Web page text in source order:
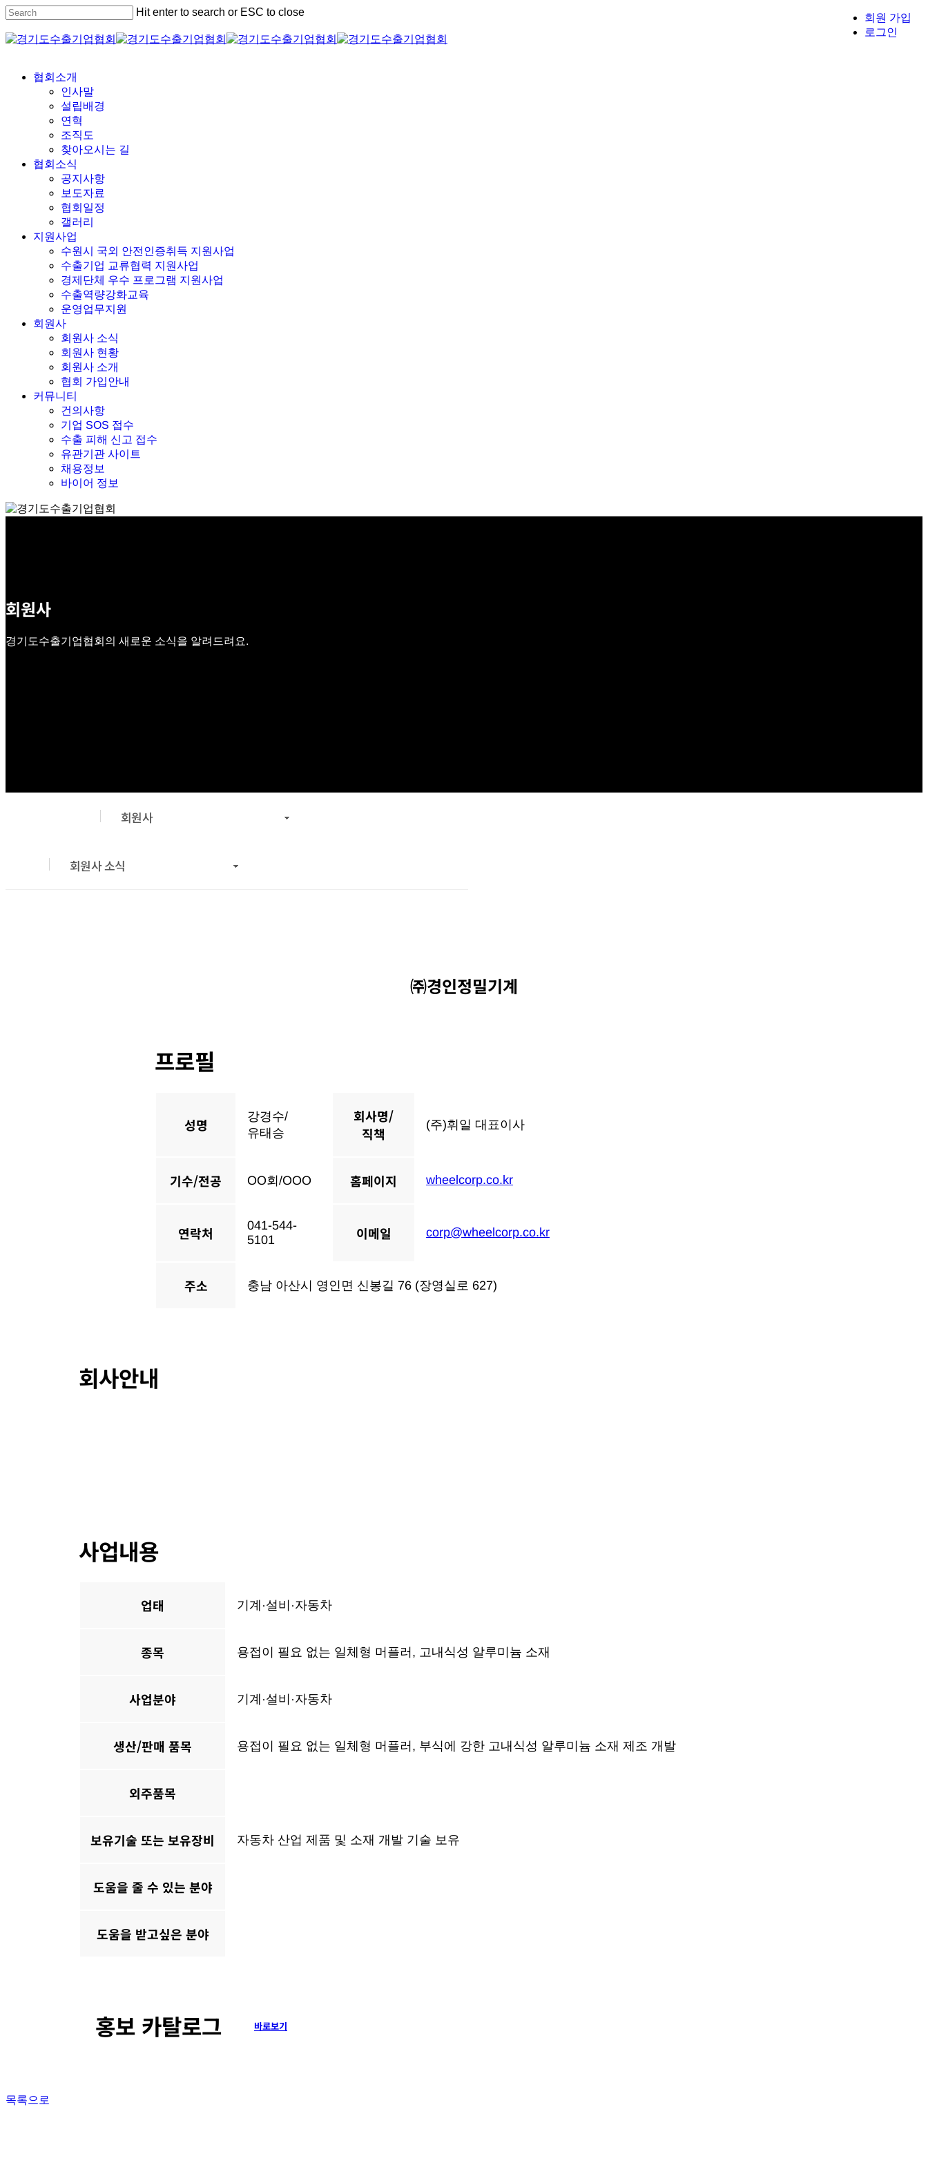
Skip
to
main
content
Hit enter to search or ESC to close
Search
협회소개
인사말
설립배경
연혁
조직도
찾아오시는 길
협회소식
공지사항
보도자료
협회일정
갤러리
지원사업
수원시 국외 안전인증취득 지원사업
수출기업 교류협력 지원사업
경제단체 우수 프로그램 지원사업
수출역량강화교육
운영업무지원
회원사
회원사 소식
회원사 현황
회원사 소개
협회 가입안내
커뮤니티
건의사항
기업 SOS 접수
수출 피해 신고 접수
유관기관 사이트
채용정보
바이어 정보
회원 가입
로그인
회원사
경기도수출기업협회의 새로운 소식을 알려드려요.
회원사
회원사 소식
㈜경인정밀기계
프로필
성명
강경수/
유태승
회사명/
직책
(주)휘일 대표이사
기수/전공 OO회/OOO 홈페이지 wheelcorp.co.kr
연락처
041-544-
5101
이메일 corp@wheelcorp.co.kr
주소 충남 아산시 영인면 신봉길 76 (장영실로 627)
회사안내
사업내용
업태 기계·설비·자동차
종목 용접이 필요 없는 일체형 머플러, 고내식성 알루미늄 소재
사업분야 기계·설비·자동차
생산/판매 품목 용접이 필요 없는 일체형 머플러, 부식에 강한 고내식성 알루미늄 소재 제조 개발
외주품목
보유기술 또는 보유장비 자동차 산업 제품 및 소재 개발 기술 보유
도움을 줄 수 있는 분야
도움을 받고싶은 분야
홍보 카탈로그 바로보기
목록으로